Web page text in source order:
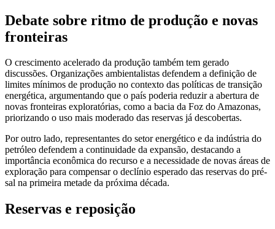
Debate sobre ritmo de produção e novas
fronteiras
O crescimento acelerado da produção também tem gerado
discussões. Organizações ambientalistas defendem a definição de
limites mínimos de produção no contexto das políticas de transição
energética, argumentando que o país poderia reduzir a abertura de
novas fronteiras exploratórias, como a bacia da Foz do Amazonas,
priorizando o uso mais moderado das reservas já descobertas.
Por outro lado, representantes do setor energético e da indústria do
petróleo defendem a continuidade da expansão, destacando a
importância econômica do recurso e a necessidade de novas áreas de
exploração para compensar o declínio esperado das reservas do pré-
sal na primeira metade da próxima década.
Reservas e reposição